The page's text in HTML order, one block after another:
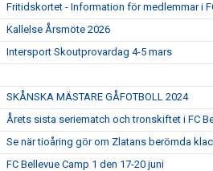
Fritidskortet - Information för medlemmar i
Kallelse Årsmöte 2026
Intersport Skoutprovardag 4-5 mars
SKÅNSKA MÄSTARE GÅFOTBOLL 2024
Årets sista seriematch och tronskiftet i FC
Se när tioåring gör om Zlatans berömda
FC Bellevue Camp 1 den 17-20 juni